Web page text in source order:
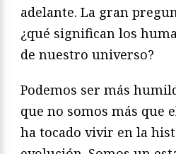
adelante. La gran
¿qué significan los
de nuestro universo?
Podemos ser más
que no somos más que
ha tocado vivir en la